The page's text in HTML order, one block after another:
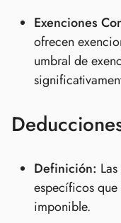
Exenciones
ofrecen
umbral de
Definición:
específicos
imponible.